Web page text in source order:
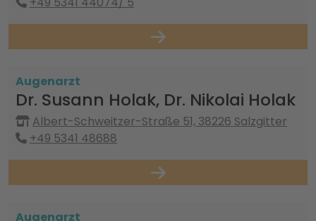
Augenarzt
Dr. Susann Holak, Dr. Nikolai Holak
Albert-Schweitzer-Straße 51, 38226 Salzgitter
+49 5341 48688
Augenarzt